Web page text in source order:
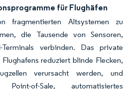
für Flughäfen
fragmentierten Altsystemen zu
die Tausende von Sensoren,
Terminals verbinden. Das private
reduziert blinde Flecken,
verursacht werden, und
of-Sale, automatisiertes